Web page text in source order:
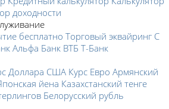
доходности
бесплатно Торговый эквайринг С
Альфа Банк ВТБ Т-Банк
Доллара США Курс Евро Армянский
йена Казахстанский тенге
Белорусский рубль